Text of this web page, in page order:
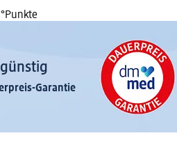
°Punkte
Garantie